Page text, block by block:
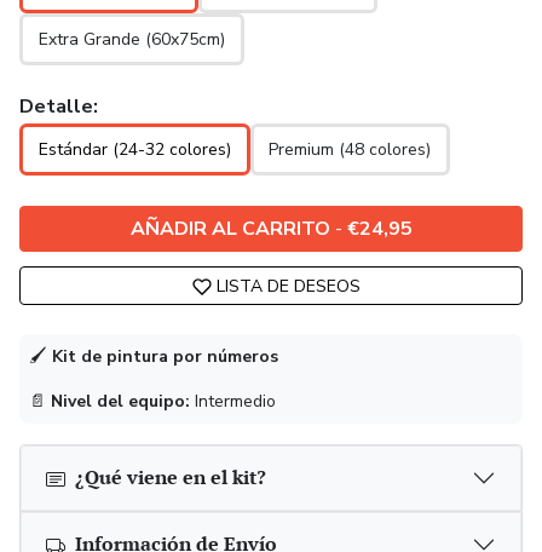
Extra Grande (60x75cm)
Detalle:
Estándar (24-32 colores) Premium (48 colores)
AÑADIR AL CARRITO - €24,95
LISTA DE DESEOS
🖌 Kit de pintura por números
📄 Nivel del equipo: Intermedio
¿Qué viene en el kit?
Información de Envío